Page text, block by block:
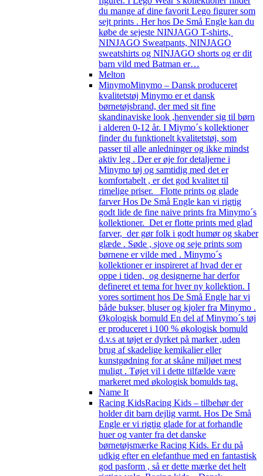
du mange af dine favorit Lego figurer som
sejt prints . Her hos De Små Engle kan du
købe de sejeste NINJAGO T-shirts,
NINJAGO Sweatpants, NINJAGO
sweatshirts og NINJAGO shorts og er dit
barn vild med Batman er…
Melton
MinymoMinymo – Dansk produceret
kvalitetstøj Minymo er et dansk
børnetøjsbrand, der med sit fine
skandinaviske look ,henvender sig til børn
i alderen 0-12 år. I Miymo´s kollektioner
finder du funktionelt kvalitetstøj, som
passer til alle anledninger og ikke mindst
aktiv leg . Der er øje for detaljerne i
Minymo tøj og samtidig med det er
komfortabelt , er det god kvalitet til
rimelige priser. Flotte prints og glade
farver Hos De Små Engle kan vi rigtig
godt lide de fine naive prints fra Minymo´s
kollektioner. Det er flotte prints med glad
farver, der gør folk i godt humør og skaber
glæde . Søde , sjove og seje prints som
børnene er vilde med . Minymo´s
kollektioner er inspireret af hvad der er
oppe i tiden, og designerne har derfor
defineret et tema for hver ny kollektion. I
vores sortiment hos De Små Engle har vi
både bukser, bluser og kjoler fra Minymo .
Økologisk bomuld En del af Minymo´s tøj
er produceret i 100 % økologisk bomuld
d.v.s at tøjet er dyrket på marker ,uden
brug af skadelige kemikalier eller
kunstgødning for at skåne miljøet mest
muligt . Tøjet vil i dette tilfælde være
markeret med økologisk bomulds tag.
Name It
Racing KidsRacing Kids – tilbehør der
holder dit barn dejlig varmt. Hos De Små
Engle er vi rigtig glade for at forhandle
huer og vanter fra det danske
børnetøjsmærke Racing Kids. Er du på
udkig efter en elefanthue med en fantastisk
god pasform , så er dette mærke det helt